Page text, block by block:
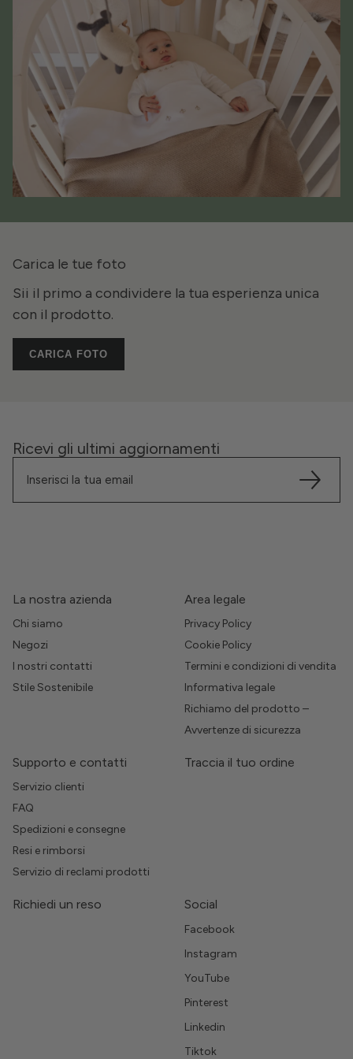
Carica le tue foto
Sii il primo a condividere la tua esperienza unica
con il prodotto.
CARICA FOTO
Ricevi gli ultimi aggiornamenti
La nostra azienda
Chi siamo
Negozi
I nostri contatti
Stile Sostenibile
Area legale
Privacy Policy
Cookie Policy
Termini e condizioni di vendita
Informativa legale
Richiamo del prodotto –
Avvertenze di sicurezza
Supporto e contatti
Servizio clienti
FAQ
Spedizioni e consegne
Resi e rimborsi
Servizio di reclami prodotti
Traccia il tuo ordine
Richiedi un reso Social
Facebook
Instagram
YouTube
Pinterest
Linkedin
Tiktok